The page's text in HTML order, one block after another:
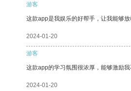
游客
这款app是我娱乐的好帮手，让我能够放
2024-01-20
游客
这款app的学习氛围很浓厚，能够激励
2024-01-20